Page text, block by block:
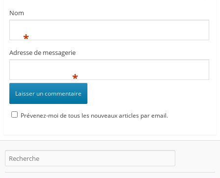
Nom
*
Adresse de messagerie
*
Prévenez-moi de tous les nouveaux articles par email.